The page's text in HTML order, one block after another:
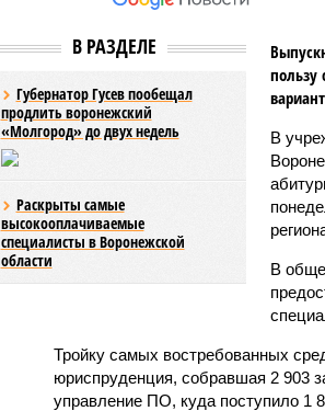
В РАЗДЕЛЕ
Губернатор Гусев пообещал
продлить воронежский
«Молгород» до двух недель
Раскрыты самые
высокооплачиваемые
специалисты в Воронежской
области
пользу
В
В
Тройку самых востребованных
юриспруденция, собравшая 2 903
управление ПО, куда поступило 1